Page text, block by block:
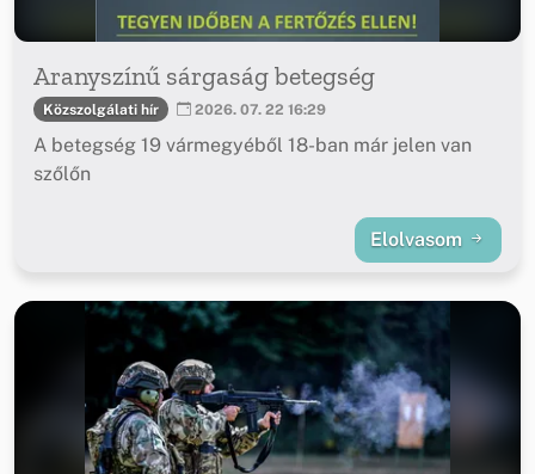
Aranyszínű sárgaság betegség
Közszolgálati hír 2026. 07. 22 16:29
A betegség 19 vármegyéből 18-ban már jelen van
szőlőn
Elolvasom